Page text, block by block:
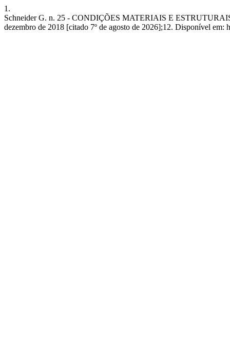
1.
Schneider G. n. 25 - CONDIÇÕES MATERIAIS E
dezembro de 2018 [citado 7º de agosto de 2026];12. Disponível